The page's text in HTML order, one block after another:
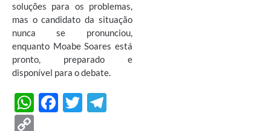
soluções para os problemas,
mas o candidato da situação
nunca se pronunciou,
enquanto Moabe Soares está
pronto, preparado e
disponível para o debate.
W F
T